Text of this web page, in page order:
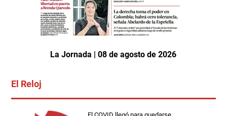
La Jornada | 08 de agosto de 2026
El Reloj